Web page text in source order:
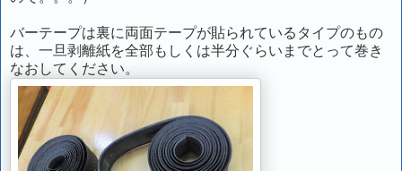
バーテープは裏に両面テープが貼られているタイプのもの
は、一旦剥離紙を全部もしくは半分ぐらいまでとって巻き
なおしてください。